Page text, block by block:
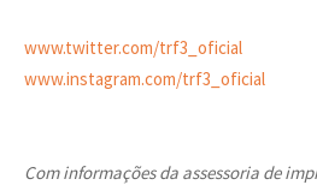
www.twitter.com/trf3_oficial
www.instagram.com/trf3_oficial
Com informações da assessoria de